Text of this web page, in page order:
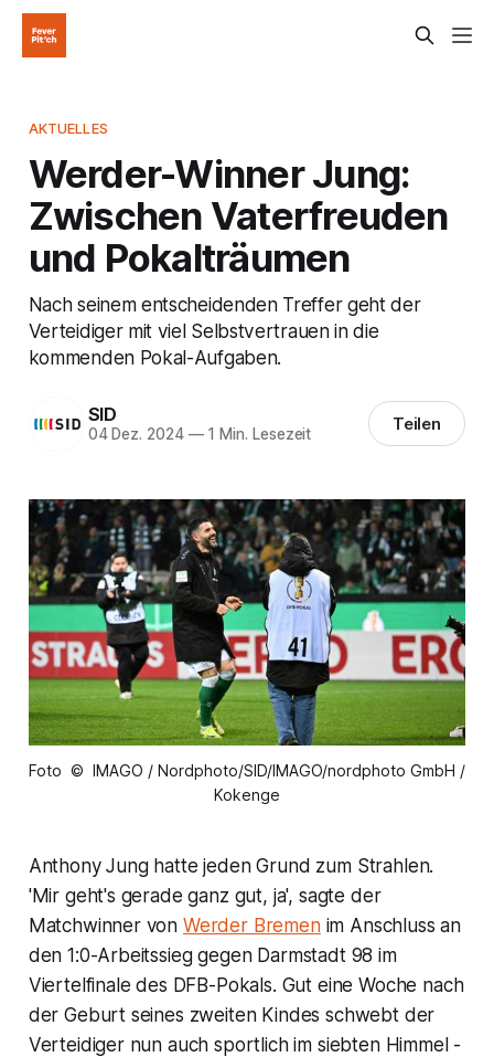
AKTUELLES
Werder-Winner Jung:
Zwischen Vaterfreuden
und Pokalträumen
Nach seinem entscheidenden Treffer geht der
Verteidiger mit viel Selbstvertrauen in die
kommenden Pokal-Aufgaben.
SID
04 Dez. 2024 —1 Min. Lesezeit Teilen
Foto © IMAGO / Nordphoto/SID/IMAGO/nordphoto GmbH /
Kokenge
Anthony Jung hatte jeden Grund zum Strahlen.
'Mir geht's gerade ganz gut, ja', sagte der
Matchwinner von Werder Bremenim Anschluss an
den 1:0-Arbeitssieg gegen Darmstadt 98 im
Viertelfinale des DFB-Pokals. Gut eine Woche nach
der Geburt seines zweiten Kindes schwebt der
Verteidiger nun auch sportlich im siebten Himmel -